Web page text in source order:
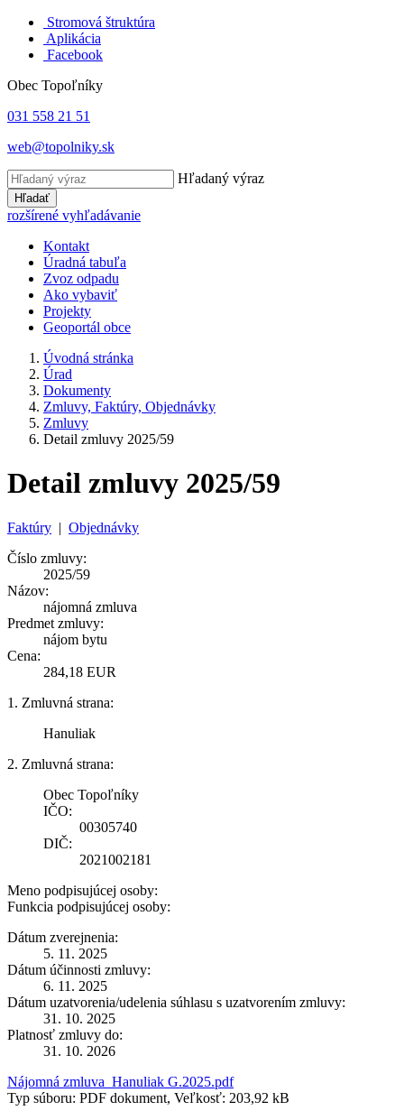
Stromová štruktúra
Aplikácia
Facebook
Obec Topoľníky
031 558 21 51
web@topolniky.sk
Hľadaný výraz
Hľadať
rozšírené vyhľadávanie
Kontakt
Úradná tabuľa
Zvoz odpadu
Ako vybaviť
Projekty
Geoportál obce
Úvodná stránka
Úrad
Dokumenty
Zmluvy, Faktúry, Objednávky
Zmluvy
Detail zmluvy 2025/59
Detail zmluvy 2025/59
Faktúry | Objednávky
Číslo zmluvy:
2025/59
Názov:
nájomná zmluva
Predmet zmluvy:
nájom bytu
Cena:
284,18 EUR
1. Zmluvná strana:
Hanuliak
2. Zmluvná strana:
Obec Topoľníky
IČO:
00305740
DIČ:
2021002181
Meno podpisujúcej osoby:
Funkcia podpisujúcej osoby:
Dátum zverejnenia:
5. 11. 2025
Dátum účinnosti zmluvy:
6. 11. 2025
Dátum uzatvorenia/udelenia súhlasu s uzatvorením zmluvy:
31. 10. 2025
Platnosť zmluvy do:
31. 10. 2026
Nájomná zmluva_Hanuliak G.2025.pdf
Typ súboru: PDF dokument, Veľkosť: 203,92 kB